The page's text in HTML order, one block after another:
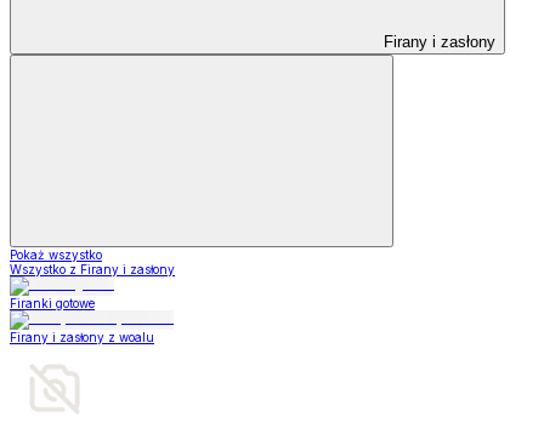
Firany i zasłony
Pokaż wszystko
Wszystko z Firany i zasłony
Firanki gotowe
Firany i zasłony z woalu